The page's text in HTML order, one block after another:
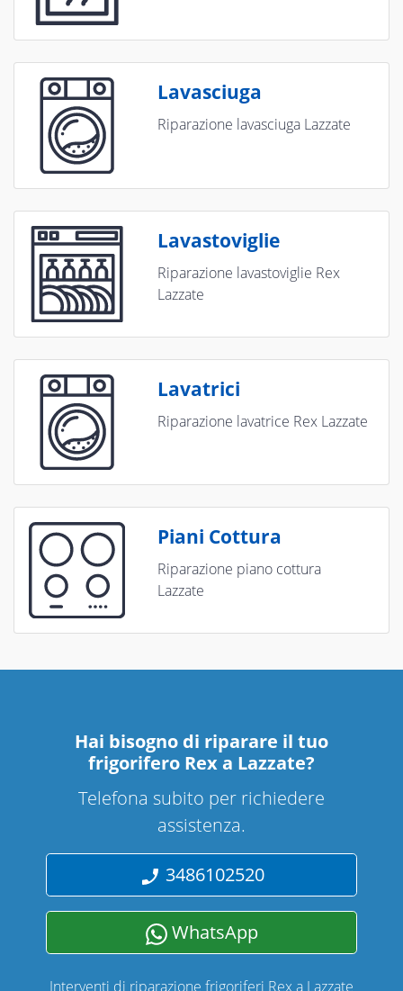
Lavasciuga
Riparazione lavasciuga Lazzate
Lavastoviglie
Riparazione lavastoviglie Rex
Lazzate
Lavatrici
Riparazione lavatrice Rex Lazzate
Piani Cottura
Riparazione piano cottura
Lazzate
Hai bisogno di riparare il tuo
frigorifero Rex a Lazzate?
Telefona subito per richiedere
assistenza.
3486102520
WhatsApp
Interventi di riparazione frigoriferi Rex a Lazzate